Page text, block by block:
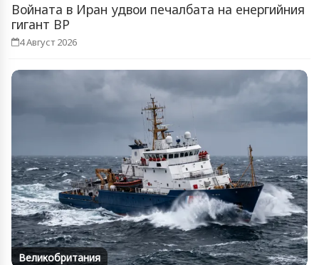
Войната в Иран удвои печалбата на енергийния
гигант BP
4 Август 2026
Великобритания